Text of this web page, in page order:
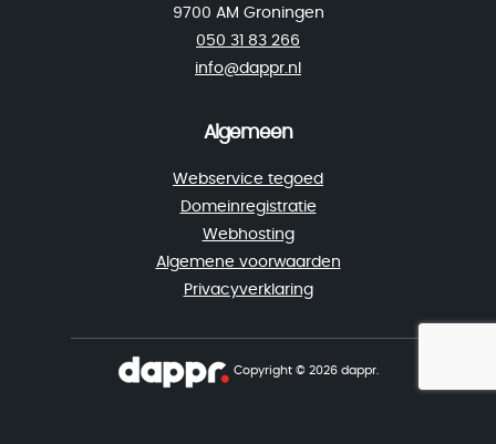
9700 AM Groningen
050 31 83 266
info@dappr.nl
Algemeen
Webservice tegoed
Domeinregistratie
Webhosting
Algemene voorwaarden
Privacyverklaring
Copyright © 2026 dappr.